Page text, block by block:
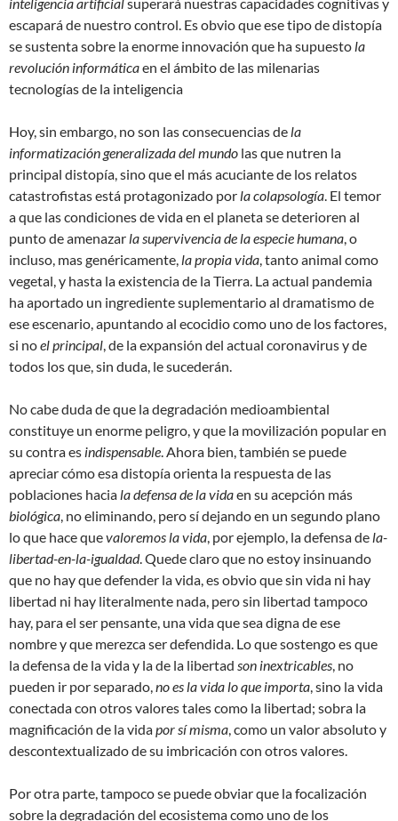
escapará de nuestro control. Es obvio que ese tipo de distopía
se sustenta sobre la enorme innovación que ha supuesto la
revolución informáticaen el ámbito de las milenarias
tecnologías de la inteligencia
Hoy, sin embargo, no son las consecuencias de la
informatización generalizada del mundo las que nutren la
principal distopía, sino que el más acuciante de los relatos
catastrofistas está protagonizado por la colapsología. El temor
a que las condiciones de vida en el planeta se deterioren al
punto de amenazar la supervivencia de la especie humana, o
incluso, mas genéricamente, la propia vida, tanto animal como
vegetal, y hasta la existencia de la Tierra. La actual pandemia
ha aportado un ingrediente suplementario al dramatismo de
ese escenario, apuntando al ecocidio como uno de los factores,
si noel principal, de la expansión del actual coronavirus y de
todos los que, sin duda, le sucederán.
No cabe duda de que la degradación medioambiental
constituye un enorme peligro, y que la movilización popular en
su contra es indispensable. Ahora bien, también se puede
apreciar cómo esa distopía orienta la respuesta de las
poblaciones hacia la defensa de la vidaen su acepción más
biológica, no eliminando, pero sí dejando en un segundo plano
lo que hace quevaloremos la vida, por ejemplo, la defensa de la-
libertad-en-la-igualdad. Quede claro que no estoy insinuando
que no hay que defender la vida, es obvio que sin vida ni hay
libertad ni hay literalmente nada, pero sin libertad tampoco
hay, para el ser pensante, una vida que sea digna de ese
nombre y que merezca ser defendida. Lo que sostengo es que
la defensa de la vida y la de la libertad son inextricables, no
pueden ir por separado,no es la vida lo que importa, sino la vida
conectada con otros valores tales como la libertad; sobra la
magnificación de la vidapor sí misma, como un valor absoluto y
descontextualizado de su imbricación con otros valores.
Por otra parte, tampoco se puede obviar que la focalización
sobre la degradación del ecosistema como uno de los